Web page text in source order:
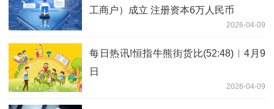
工商户）成立 注册资本6万人民币
2026-04-09
每日热讯!恒指牛熊街货比(52:48)︱4月9
日
2026-04-09